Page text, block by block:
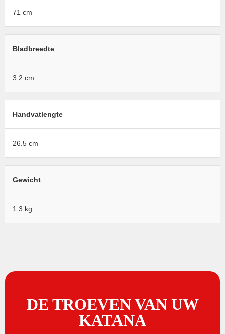
71 cm
Bladbreedte
3.2 cm
Handvatlengte
26.5 cm
Gewicht
1.3 kg
DE TROEVEN VAN UW
KATANA